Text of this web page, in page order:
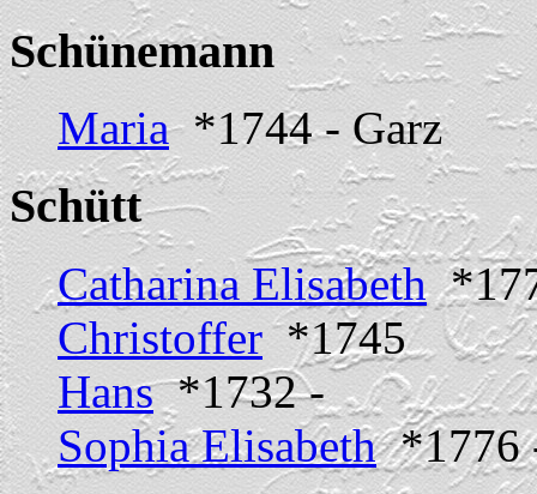
Schünemann
Maria*1744 - Garz
Schütt
Catharina Elisabeth
Christoffer*1745
Hans*1732 -
Sophia Elisabeth*1776